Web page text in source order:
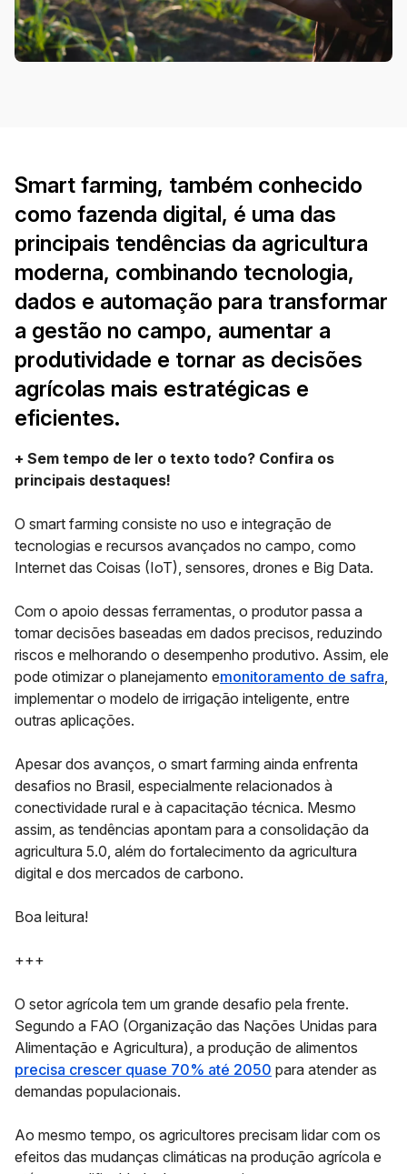
Smart farming, também conhecido
como fazenda digital, é uma das
principais tendências da agricultura
moderna, combinando tecnologia,
dados e automação para transformar
a gestão no campo, aumentar a
produtividade e tornar as decisões
agrícolas mais estratégicas e
eficientes.
+ Sem tempo de ler o texto todo? Confira os
principais destaques!
O smart farming consiste no uso e integração de
tecnologias e recursos avançados no campo, como
Internet das Coisas (IoT), sensores, drones e Big Data.
Com o apoio dessas ferramentas, o produtor passa a
tomar decisões baseadas em dados precisos, reduzindo
riscos e melhorando o desempenho produtivo. Assim, ele
pode otimizar o planejamento emonitoramento de safra,
implementar o modelo de irrigação inteligente, entre
outras aplicações.
Apesar dos avanços, o smart farming ainda enfrenta
desafios no Brasil, especialmente relacionados à
conectividade rural e à capacitação técnica. Mesmo
assim, as tendências apontam para a consolidação da
agricultura 5.0, além do fortalecimento da agricultura
digital e dos mercados de carbono.
Boa leitura!
+++
O setor agrícola tem um grande desafio pela frente.
Segundo a FAO (Organização das Nações Unidas para
Alimentação e Agricultura), a produção de alimentos
precisa crescer quase 70% até 2050 para atender as
demandas populacionais.
Ao mesmo tempo, os agricultores precisam lidar com os
efeitos das mudanças climáticas na produção agrícola e